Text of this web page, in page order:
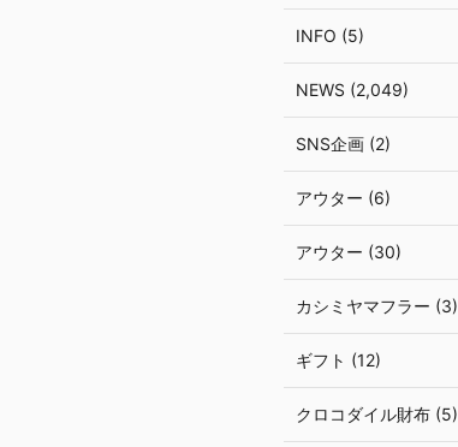
INFO (5)
NEWS (2,049)
SNS企画 (2)
アウター (6)
アウター (30)
カシミヤマフラー (3)
ギフト (12)
クロコダイル財布 (5)